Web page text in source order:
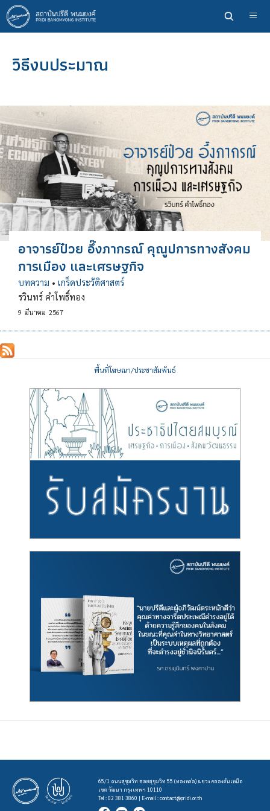
ข้าม
ไป
ยัง
หลักวิธีงบประมาณ
อาจารย์ป๋วย อึ๊งภากรณ์ คุณูปการทางสังคม
การเมือง และเศรษฐกิจ
บทความ • เกร็ดประวัติศาสตร์
รวินทร์ คำโพธิ์ทอง
9 มีนาคม 2567
พื้นที่โฆษณา/ประชาสัมพันธ์
65/1 ถนนสุขุมวิท ซอยสุขุมวิท 55 (ทองหล่อ) แขวง คลองตันเหนือ
เขต วัฒนา กรุงเทพฯ 10110
Tel : 02 381 3860 | E-mail :contact@pridi.or.th